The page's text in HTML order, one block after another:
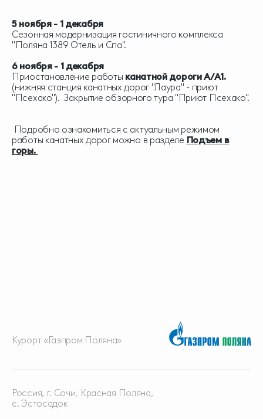
5 ноября - 1 декабря
Сезонная модернизация гостиничного комплекса
"Поляна 1389 Отель и Спа".
6 ноября - 1 декабря
Приостановление работы канатной дороги А/А1.
(нижняя станция канатных дорог "Лаура" - приют
"Псехако"). Закрытие обзорного тура "Приют Псехако".
Подробно ознакомиться с актуальным режимом
работы канатных дорог можно в разделе Подъем в
горы.
Курорт «Газпром Поляна»
Россия, г. Сочи, Красная Поляна,
с. Эстосадок